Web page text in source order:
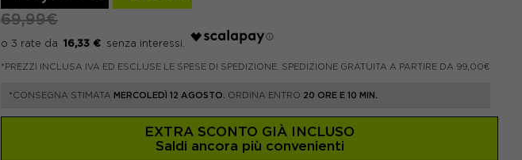
69,99€
16,33 €
*PREZZI INCLUSA IVA ED ESCLUSE LE SPESE DI SPEDIZIONE. SPEDIZIONE GRATUITA A PARTIRE DA 99,00€
*CONSEGNA STIMATA MERCOLEDÌ 12 AGOSTO. ORDINA ENTRO 20 ORE E 10 MIN.
EXTRA SCONTO GIÀ INCLUSO
Saldi ancora più convenienti